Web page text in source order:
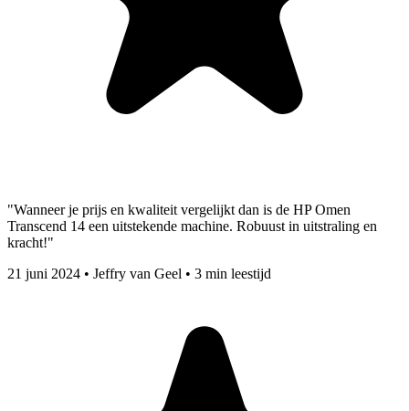
"Wanneer je prijs en kwaliteit vergelijkt dan is de HP Omen
Transcend 14 een uitstekende machine. Robuust in uitstraling en
kracht!"
21 juni 2024 • Jeffry van Geel • 3 min leestijd